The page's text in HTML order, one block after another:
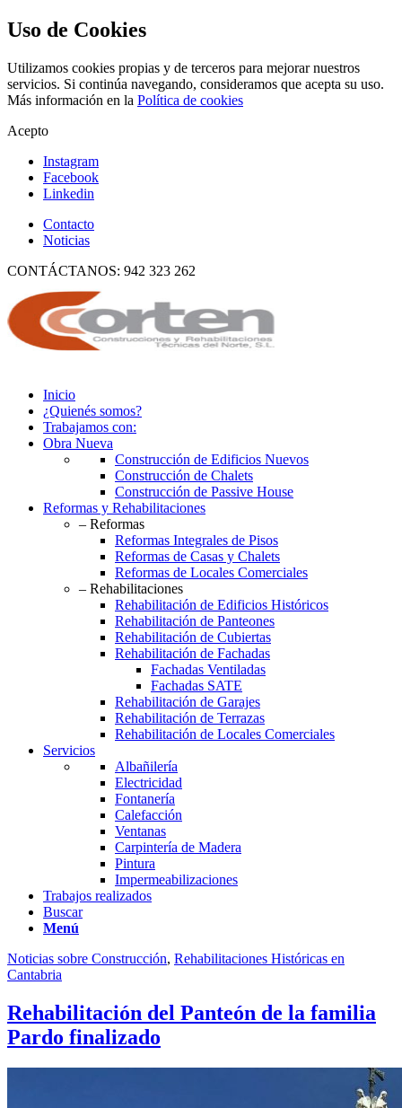
Uso de Cookies
Utilizamos cookies propias y de terceros para mejorar nuestros
servicios. Si continúa navegando, consideramos que acepta su uso.
Más información en la Política de cookies
Acepto
Instagram
Facebook
Linkedin
Contacto
Noticias
CONTÁCTANOS: 942 323 262
Inicio
¿Quienés somos?
Trabajamos con:
Obra Nueva
Construcción de Edificios Nuevos
Construcción de Chalets
Construcción de Passive House
Reformas y Rehabilitaciones
– Reformas
Reformas Integrales de Pisos
Reformas de Casas y Chalets
Reformas de Locales Comerciales
– Rehabilitaciones
Rehabilitación de Edificios Históricos
Rehabilitación de Panteones
Rehabilitación de Cubiertas
Rehabilitación de Fachadas
Fachadas Ventiladas
Fachadas SATE
Rehabilitación de Garajes
Rehabilitación de Terrazas
Rehabilitación de Locales Comerciales
Servicios
Albañilería
Electricidad
Fontanería
Calefacción
Ventanas
Carpintería de Madera
Pintura
Impermeabilizaciones
Trabajos realizados
Buscar
Menú
Noticias sobre Construcción, Rehabilitaciones Históricas en
Cantabria
Rehabilitación del Panteón de la familia
Pardo finalizado